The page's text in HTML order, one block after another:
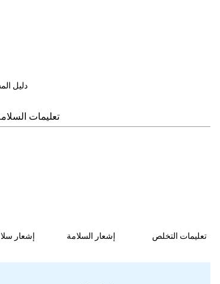
دليل
تعليمات
إشعار إشعار السلامة تعليمات التخلص